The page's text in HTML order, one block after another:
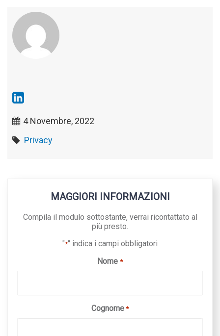
4 Novembre, 2022
Privacy
MAGGIORI INFORMAZIONI
Compila il modulo sottostante, verrai ricontattato al
più presto.
"*" indica i campi obbligatori
Nome *
Cognome *